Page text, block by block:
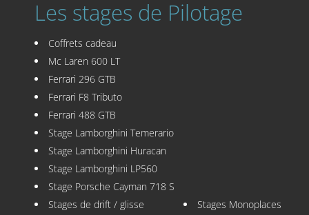
Les stages de Pilotage
Coffrets cadeau
Mc Laren 600 LT
Ferrari 296 GTB
Ferrari F8 Tributo
Ferrari 488 GTB
Stage Lamborghini Temerario
Stage Lamborghini Huracan
Stage Lamborghini LP560
Stage Porsche Cayman 718 S
Stages de drift / glisse
Stages Monoplaces